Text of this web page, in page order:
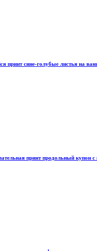
принт сине-голубые листья на
принт продольный купон с